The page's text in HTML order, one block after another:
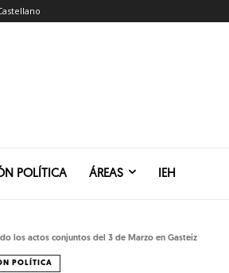
POLÍTICA ÁREAS IEH
los actos conjuntos del 3 de Marzo en Gasteiz
POLÍTICA